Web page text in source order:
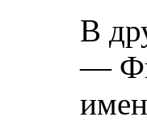
В
—